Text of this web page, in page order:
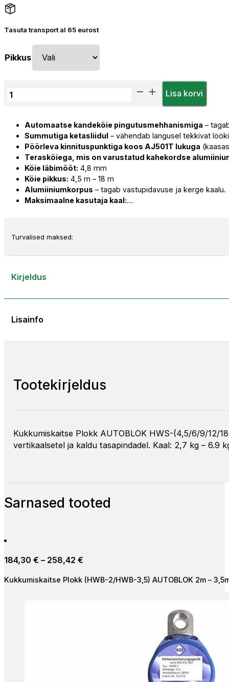
Tasuta transport al 65 eurost
Pikkus
Kukkumiskaitse
HWS-
(4,5/6/9/12/18)
kogus
Lisa korvi
Automaatse kandeköie pingutusmehhanismiga –
Summutiga ketasliidul – vähendab langusel tekkivat
Pöörleva kinnituspunktiga koos AJ501T lukuga
Terasköiega, mis on varustatud kahekordse
Köie läbimõõt: 4,8 mm
Köie pikkus: 4,5 m – 18 m
Alumiiniumkorpus – tagab vastupidavuse ja kerge kaalu.
Maksimaalne kasutaja kaal:…
Turvalised maksed:
Kirjeldus
Lisainfo
Tootekirjeldus
Kukkumiskaitse Plokk AUTOBLOK HWS-(4,5/6/9/12/
vertikaalsetel ja kaldu tasapindadel. Kaal: 2,7 kg – 6.9
Sarnased tooted
184,30 € – 258,42 €
184,30 €
Kukkumiskaitse Plokk (HWB-2/HWB-3,5) AUTOBLOK 2m –